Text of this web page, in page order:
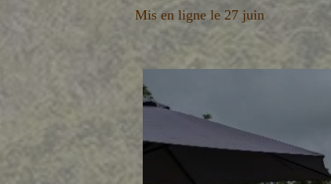
Mis en ligne le 27 juin